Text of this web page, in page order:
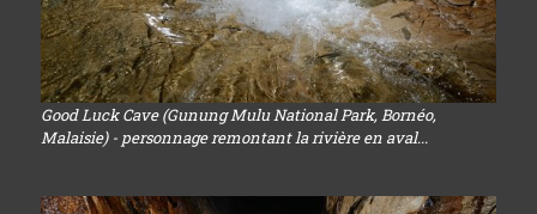
Good Luck Cave (Gunung Mulu National Park, Bornéo,
Malaisie) - personnage remontant la rivière en aval...